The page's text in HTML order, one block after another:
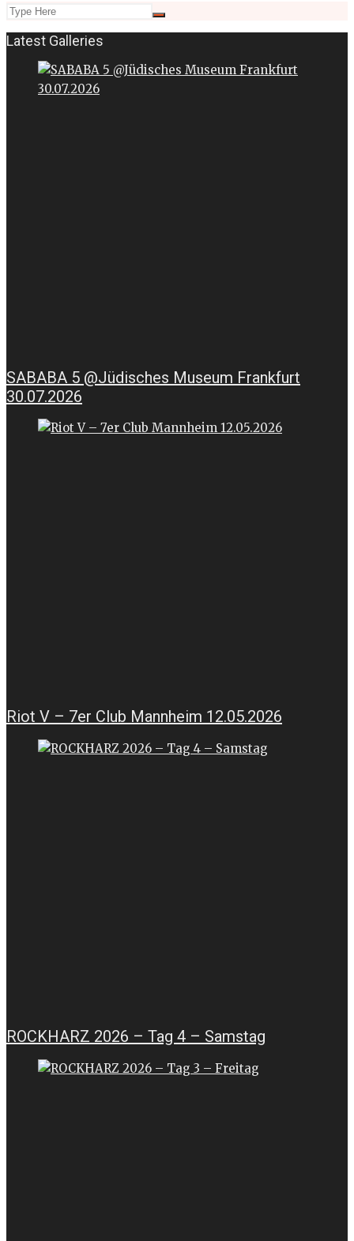
Latest Galleries
SABABA 5 @Jüdisches Museum Frankfurt
30.07.2026
Riot V – 7er Club Mannheim 12.05.2026
ROCKHARZ 2026 – Tag 4 – Samstag